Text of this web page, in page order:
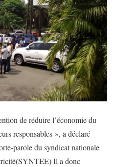
de réduire l’économie du
responsables », a déclaré
parole du syndicat nationale
Il a donc